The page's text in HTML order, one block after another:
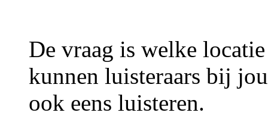
De vraag is welke
kunnen luisteraars bij
ook eens luisteren.